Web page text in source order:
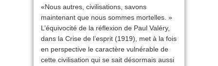
le
refus
la
nature
limites
«Nous autres, civilisations, savons
maintenant que nous sommes mortelles. »
L’équivocité de la réflexion de Paul Valéry,
dans la Crise de l’esprit (1919), met à la fois
en perspective le caractère vulnérable de
cette civilisation qui se sait désormais aussi